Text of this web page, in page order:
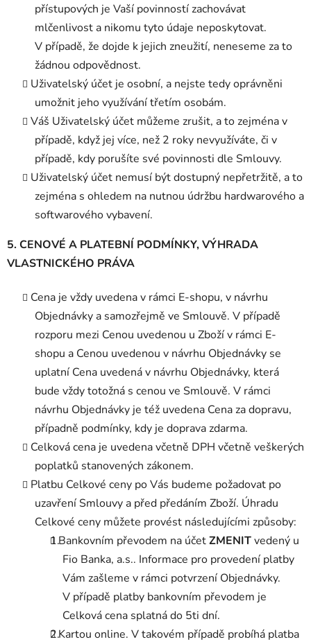
přístupových je Vaší povinností zachovávat
mlčenlivost a nikomu tyto údaje neposkytovat.
V případě, že dojde k jejich zneužití, neneseme za to
žádnou odpovědnost.
Uživatelský účet je osobní, a nejste tedy oprávněni
umožnit jeho využívání třetím osobám.
Váš Uživatelský účet můžeme zrušit, a to zejména v
případě, když jej více, než 2 roky nevyužíváte, či v
případě, kdy porušíte své povinnosti dle Smlouvy.
Uživatelský účet nemusí být dostupný nepřetržitě, a to
zejména s ohledem na nutnou údržbu hardwarového a
softwarového vybavení.
5. CENOVÉ A PLATEBNÍ PODMÍNKY, VÝHRADA
VLASTNICKÉHO PRÁVA
Cena je vždy uvedena v rámci E-shopu, v návrhu
Objednávky a samozřejmě ve Smlouvě. V případě
rozporu mezi Cenou uvedenou u Zboží v rámci E-
shopu a Cenou uvedenou v návrhu Objednávky se
uplatní Cena uvedená v návrhu Objednávky, která
bude vždy totožná s cenou ve Smlouvě. V rámci
návrhu Objednávky je též uvedena Cena za dopravu,
případně podmínky, kdy je doprava zdarma.
Celková cena je uvedena včetně DPH včetně veškerých
poplatků stanovených zákonem.
Platbu Celkové ceny po Vás budeme požadovat po
uzavření Smlouvy a před předáním Zboží. Úhradu
Celkové ceny můžete provést následujícími způsoby:
Bankovním převodem na účetZMENITvedený u
Fio Banka, a.s.. Informace pro provedení platby
Vám zašleme v rámci potvrzení Objednávky.
V případě platby bankovním převodem je
Celková cena splatná do 5ti dní.
Kartou online. V takovém případě probíhá platba